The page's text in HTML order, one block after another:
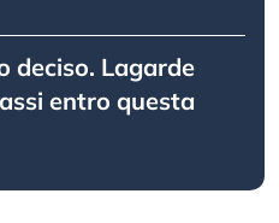
deciso. Lagarde
entro questa